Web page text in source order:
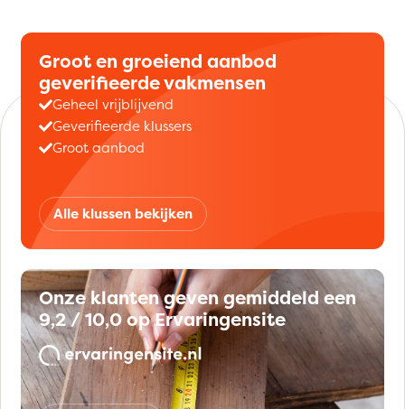
Groot en groeiend aanbod
geverifieerde vakmensen
Geheel vrijblijvend
Geverifieerde klussers
Groot aanbod
Alle klussen bekijken
Onze klanten geven gemiddeld een
9,2 / 10,0 op Ervaringensite